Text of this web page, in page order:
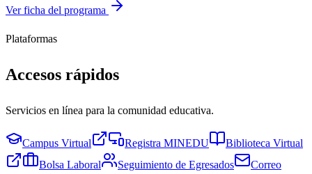
Ver ficha del programa
Plataformas
Accesos rápidos
Servicios en línea para la comunidad educativa.
Campus Virtual Registra MINEDU
Biblioteca Virtual
Bolsa Laboral
Seguimiento de Egresados
Correo